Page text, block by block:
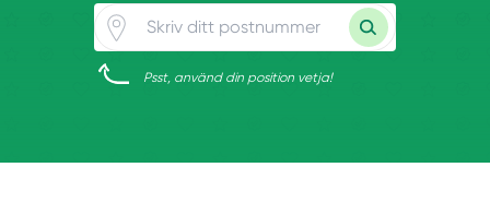
Psst, använd din position vetja!